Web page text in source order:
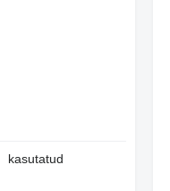
kasutatud